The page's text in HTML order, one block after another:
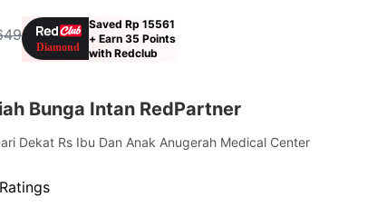
Saved Rp 15561
+ Earn 35 Points
with Redclub
Bunga Intan RedPartner
Dekat Rs Ibu Dan Anak Anugerah Medical Center